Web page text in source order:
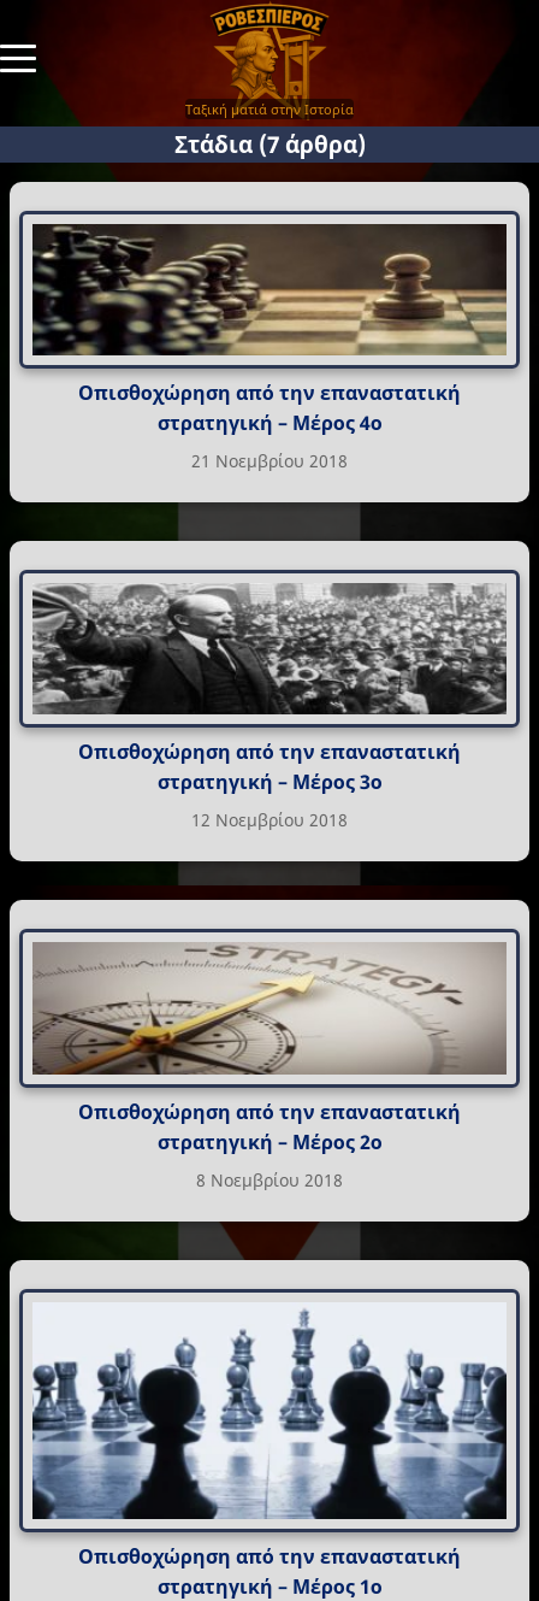
Ταξική ματιά στην Ιστορία
Στάδια (7 άρθρα)
Οπισθοχώρηση από την επαναστατική
στρατηγική – Μέρος 4ο
21 Νοεμβρίου 2018
Οπισθοχώρηση από την επαναστατική
στρατηγική – Μέρος 3ο
12 Νοεμβρίου 2018
Οπισθοχώρηση από την επαναστατική
στρατηγική – Μέρος 2ο
8 Νοεμβρίου 2018
Οπισθοχώρηση από την επαναστατική
στρατηγική – Μέρος 1ο